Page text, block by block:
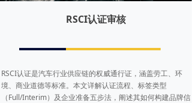
RSCI认证审核
RSCI认证是汽车行业供应链的权威通行证，涵盖劳工、环
境、商业道德等标准。本文详解认证流程、标签类型
（Full/Interim）及企业准备五步法，阐述其如何构建品牌信